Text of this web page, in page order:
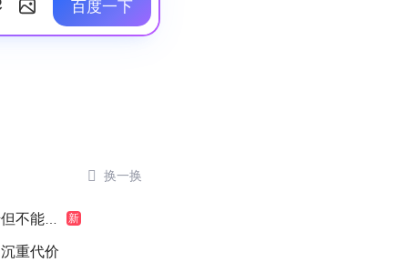
百度一下
 换一换
能认罪 新
重代价